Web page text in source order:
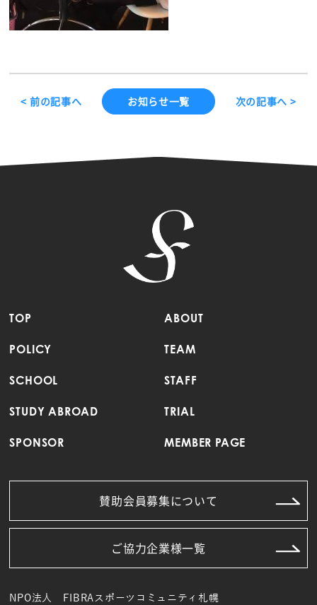
< 前の記事へ お知らせ一覧 次の記事へ >
TOP ABOUT
POLICY TEAM
SCHOOL STAFF
STUDY ABROAD TRIAL
SPONSOR MEMBER PAGE
賛助会員募集について
ご協力企業様一覧
NPO法人 FIBRAスポーツコミュニティ札幌